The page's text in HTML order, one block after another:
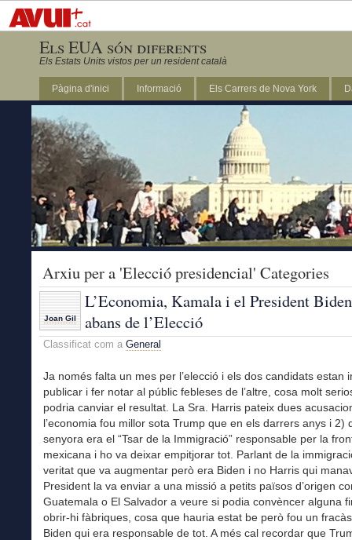
Els EUA són diferents
Els Estats Units vistos per un resident català
Pàgina d'inici Informació Els Carrers de Nova York
Arxiu per a 'Elecció presidencial' Categories
Joan Gil
L’Economia, Kamala i el President Biden
abans de l’Elecció
Classificat com a General
Ja només falta un mes per l’elecció i els dos candidats estan
publicar i fer notar al públic febleses de l’altre, cosa molt
podria canviar el resultat. La Sra. Harris pateix dues
l’economia fou millor sota Trump que en els darrers anys i 2)
senyora era el “Tsar de la Immigració” responsable per la
mexicana i ho va deixar empitjorar tot. Parlant de la
veritat que va augmentar però era Biden i no Harris qui
President la va enviar a una missió a petits països d’origen
Guatemala o El Salvador a veure si podia convèncer alguna
obrir-hi fàbriques, cosa que hauria estat be però fou un
Biden qui era responsable de tot. A més cal recordar que